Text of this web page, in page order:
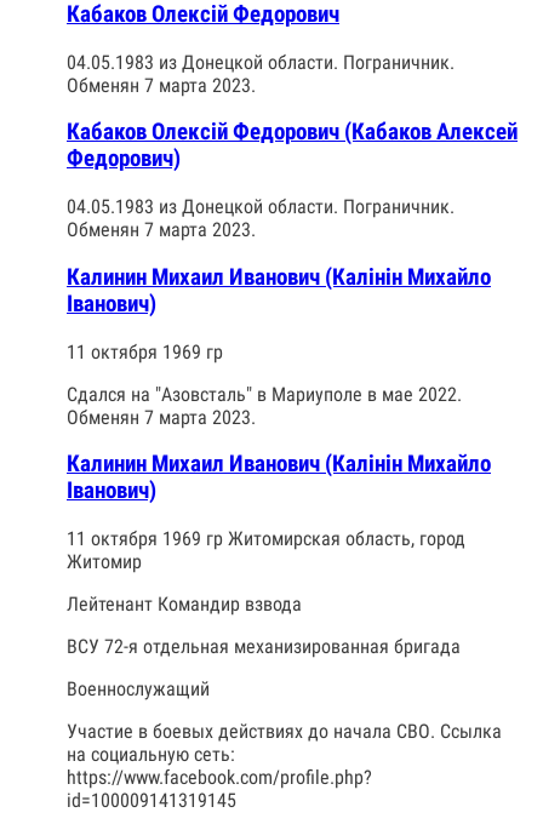
Кабаков Олексій Федорович
04.05.1983 из Донецкой области. Пограничник.
Обменян 7 марта 2023.
Кабаков Олексій Федорович (Кабаков Алексей
Федорович)
04.05.1983 из Донецкой области. Пограничник.
Обменян 7 марта 2023.
Калинин Михаил Иванович (Калінін Михайло
Іванович)
11 октября 1969 гр
Сдался на "Азовсталь" в Мариуполе в мае 2022.
Обменян 7 марта 2023.
Калинин Михаил Иванович (Калінін Михайло
Іванович)
11 октября 1969 гр Житомирская область, город
Житомир
Лейтенант Командир взвода
ВСУ 72-я отдельная механизированная бригада
Военнослужащий
Участие в боевых действиях до начала СВО. Ссылка
на социальную сеть:
https://www.facebook.com/profile.php?
id=100009141319145